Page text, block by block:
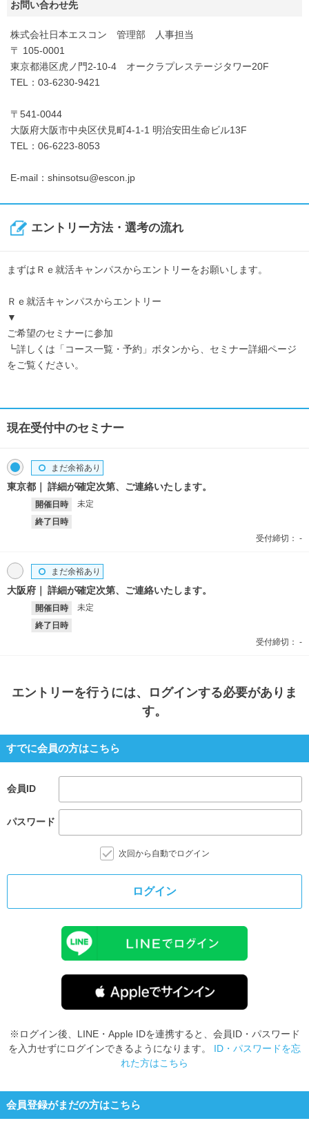
お問い合わせ先
株式会社日本エスコン 管理部 人事担当
〒 105-0001
東京都港区虎ノ門2-10-4 オークラプレステージタワー20F
TEL：03-6230-9421
〒541-0044
大阪府大阪市中央区伏見町4-1-1 明治安田生命ビル13F
TEL：06-6223-8053
E-mail：shinsotsu@escon.jp
エントリー方法・選考の流れ
まずはＲｅ就活キャンパスからエントリーをお願いします。
Ｒｅ就活キャンパスからエントリー
▼
ご希望のセミナーに参加
┗詳しくは「コース一覧・予約」ボタンから、セミナー詳細ページ
をご覧ください。
現在受付中のセミナー
東京都 詳細が確定次第、ご連絡いたします。
開催日時
未定
終了日時
まだ余裕あり
受付締切： -
大阪府 詳細が確定次第、ご連絡いたします。
開催日時
未定
終了日時
まだ余裕あり
受付締切： -
エントリーを行うには、ログインする必要がありま
す。
すでに会員の方はこちら
会員ID
パスワード
次回から自動でログイン
ログイン
※ログイン後、LINE・Apple IDを連携すると、会員ID・パスワード
を入力せずにログインできるようになります。 ID・パスワードを忘
れた方はこちら
会員登録がまだの方はこちら